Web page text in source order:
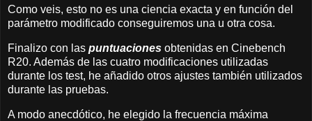
Como veis, esto no es una ciencia exacta y en función del
parámetro modificado conseguiremos una u otra cosa.
Finalizo con las puntuaciones obtenidas en Cinebench
R20. Además de las cuatro modificaciones utilizadas
durante los test, he añadido otros ajustes también utilizados
durante las pruebas.
A modo anecdótico, he elegido la frecuencia máxima